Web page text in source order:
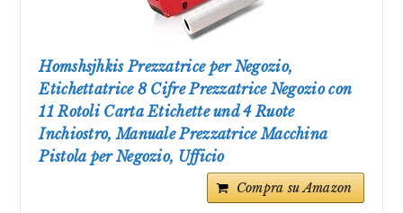
Homshsjhkis Prezzatrice per Negozio,
Etichettatrice 8 Cifre Prezzatrice Negozio con
11 Rotoli Carta Etichette und 4 Ruote
Inchiostro, Manuale Prezzatrice Macchina
Pistola per Negozio, Ufficio
Compra su Amazon